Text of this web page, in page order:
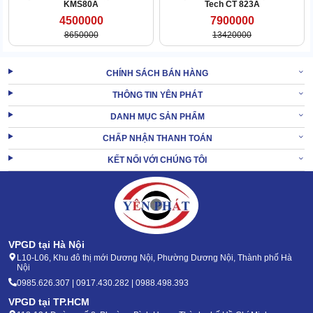
Nhờ có lợi thế về sức chứa mà thiết bị có thể làm việc liền mạch.
Chất liệu đảm bảo, độ bền cao
Có 2 chất liệu chính làm nên các chi tiết máy, đó là inox siêu bền
Các tác nhân gây hoen gỉ, bào mòn đều không thể hủy hoại kết
Đặc biệt, khi bị va đập cơ học, bề mặt thiết bị vẫn giữ phom tốt,
hiếm khi biến dạng hay xô lệch.
KMS80A
4500000
8650000
Tech CT 823A
7900000
13420000
CHÍNH SÁCH BÁN HÀNG
THÔNG TIN YÊN PHÁT
DANH MỤC SẢN PHẨM
CHẤP NHẬN THANH TOÁN
KẾT NỐI VỚI CHÚNG TÔI
VPGD tại Hà Nội
L10-L06, Khu đô thị mới Dương Nội, Phường Dương Nội, Thành phố Hà
Nội
0985.626.307 | 0917.430.282 | 0988.498.393
VPGD tại TP.HCM